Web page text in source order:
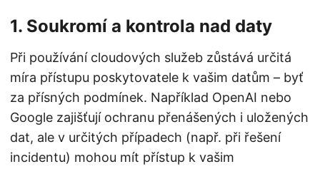
1. Soukromí a kontrola nad daty
Při používání cloudových služeb zůstává určitá
míra přístupu poskytovatele k vašim datům – byť
za přísných podmínek. Například OpenAI nebo
Google zajišťují ochranu přenášených i uložených
dat, ale v určitých případech (např. při řešení
incidentu) mohou mít přístup k vašim